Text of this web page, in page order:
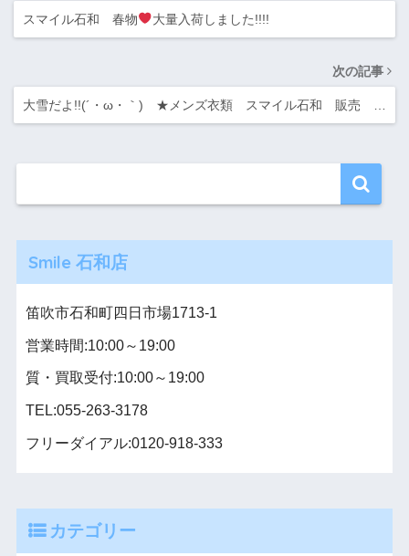
スマイル石和 春物 大量入荷しました!!!!
次の記事
大雪だよ!!(´・ω・｀) ★メンズ衣類 スマイル石和 販売 …
Smile 石和店
笛吹市石和町四日市場1713-1
営業時間:10:00～19:00
質・買取受付:10:00～19:00
TEL:055-263-3178
フリーダイアル:0120-918-333
カテゴリー